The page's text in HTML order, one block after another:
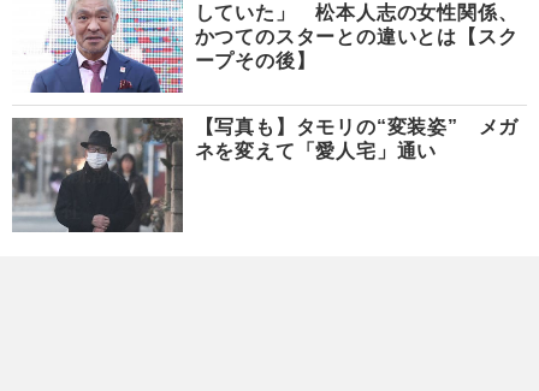
していた」 松本人志の女性関係、
かつてのスターとの違いとは【スク
ープその後】
【写真も】タモリの“変装姿” メガ
ネを変えて「愛人宅」通い